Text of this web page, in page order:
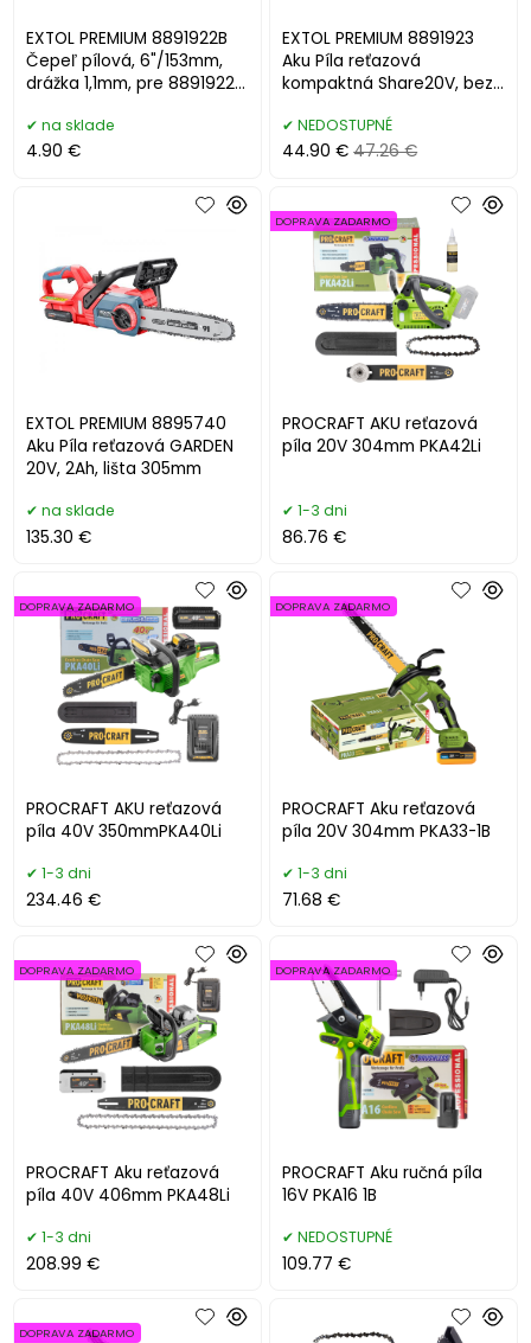
EXTOL PREMIUM 8891922B
Čepeľ pílová, 6"/153mm,
drážka 1,1mm, pre 8891922,
na sklade
4.90 €
EXTOL PREMIUM 8891923
Aku Píla reťazová
kompaktná Share20V, bez
NEDOSTUPNÉ
44.90 € 47.26 €
EXTOL PREMIUM 8895740
Aku Píla reťazová GARDEN
20V, 2Ah, lišta 305mm
na sklade
135.30 €
PROCRAFT AKU reťazová
píla 20V 304mm PKA42Li
DOPRAVA ZADARMO
1-3 dni
86.76 €
PROCRAFT AKU reťazová
píla 40V 350mmPKA40Li
DOPRAVA ZADARMO
1-3 dni
234.46 €
PROCRAFT Aku reťazová
píla 20V 304mm PKA33-1B
DOPRAVA ZADARMO
1-3 dni
71.68 €
PROCRAFT Aku reťazová
píla 40V 406mm PKA48Li
DOPRAVA ZADARMO
1-3 dni
208.99 €
PROCRAFT Aku ručná píla
16V PKA16 1B
DOPRAVA ZADARMO
NEDOSTUPNÉ
109.77 €
DOPRAVA ZADARMO